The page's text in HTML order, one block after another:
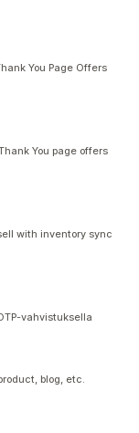
You Page Offers
You page offers
with inventory sync
vahvistuksella
blog, etc.